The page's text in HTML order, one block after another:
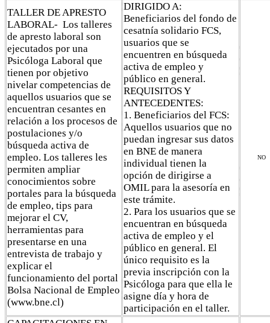
TALLER DE APRESTO
LABORAL- Los talleres
de apresto laboral son
ejecutados por una
Psicóloga Laboral que
tienen por objetivo
nivelar competencias de
aquellos usuarios que se
encuentran cesantes en
relación a los procesos de
postulaciones y/o
búsqueda activa de
empleo. Los talleres les
permiten ampliar
conocimientos sobre
portales para la búsqueda
de empleo, tips para
mejorar el CV,
herramientas para
presentarse en una
entrevista de trabajo y
explicar el
funcionamiento del portal
Bolsa Nacional de Empleo
(www.bne.cl)
DIRIGIDO A:
Beneficiarios del fondo de
cesatnía solidario FCS,
usuarios que se
encuentren en búsqueda
activa de empleo y
público en general.
REQUISITOS Y
ANTECEDENTES:
1. Beneficiarios del FCS:
Aquellos usuarios que no
puedan ingresar sus datos
en BNE de manera
individual tienen la
opción de dirigirse a
OMIL para la asesoría en
este trámite.
2. Para los usuarios que se
encuentran en búsqueda
activa de empleo y el
público en general. El
único requisito es la
previa inscripción con la
Psicóloga para que ella le
asigne día y hora de
participación en el taller.
NO